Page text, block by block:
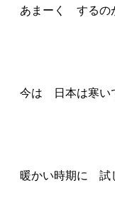
あまーく するの
今は 日本は寒
暖かい時期に 試